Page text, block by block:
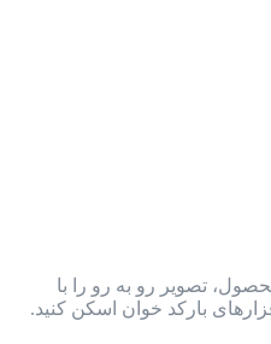
تصویر رو به رو را با
بارکد خوان اسکن کنید.